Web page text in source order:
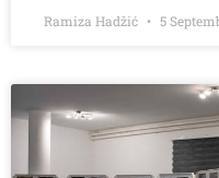
Ramiza Hadžić 5